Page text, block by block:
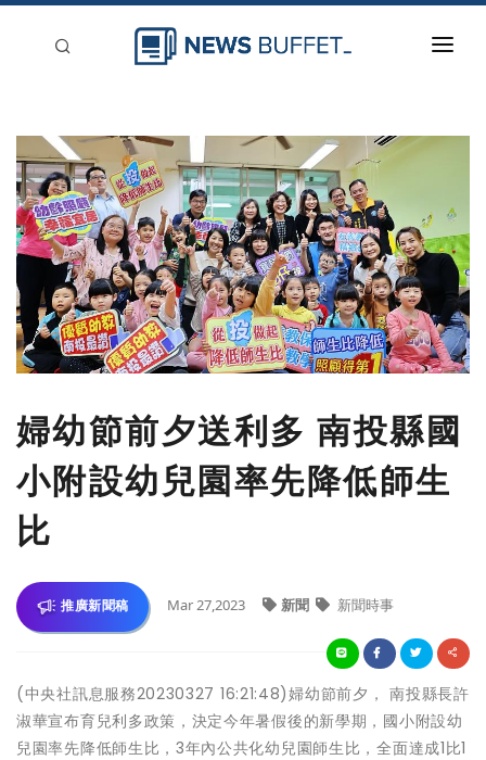
新聞稿分類
登入
刊登
婦幼節前夕送利多 南投縣國
小附設幼兒園率先降低師生
比
推廣新聞稿 Mar 27,2023 新聞 新聞時事
(中央社訊息服務20230327 16:21:48)婦幼節前夕， 南投縣長許
淑華宣布育兒利多政策，決定今年暑假後的新學期，國小附設幼
兒園率先降低師生比，3年內公共化幼兒園師生比，全面達成1比1